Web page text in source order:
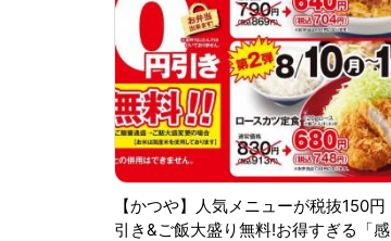
【かつや】人気メニューが税抜150円
引き&ご飯大盛り無料!お得すぎる「感